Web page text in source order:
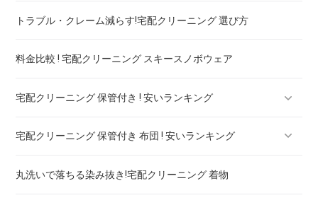
セーター・カーディガン
スラックス
ブランドジャケット！宅配クリーニング 高品質 料金 比較
ブランドブラウス！宅配クリーニング 高品質 料金 比較
ブランドネクタイ！宅配クリーニング 高品質 料金 比較
トラブル・クレーム減らす!宅配クリーニング 選び方
料金比較 ! 宅配クリーニング スキースノボウェア
宅配クリーニング 保管付き ! 安いランキング
宅配クリーニング 保管付き ブーツ ! 安いランキング
宅配クリーニング 保管付き コート ! 安いランキング
宅配クリーニング 保管付き 布団 ! 安いランキング
宅配クリーニング 保管付き 羽毛布団 ! 安いランキング
丸洗いで落ちる染み抜き!宅配クリーニング 着物